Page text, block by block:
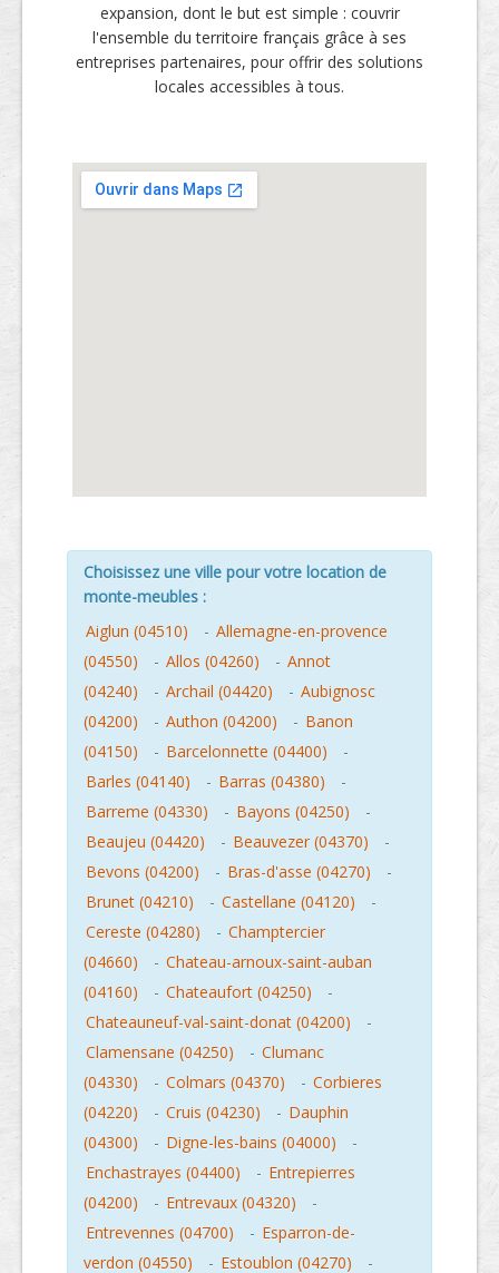
expansion, dont le but est simple : couvrir
l'ensemble du territoire français grâce à ses
entreprises partenaires, pour offrir des solutions
locales accessibles à tous.
Choisissez une ville pour votre location de
monte-meubles :
Aiglun (04510)
- Allemagne-en-provence
(04550)
- Allos (04260) - Annot
(04240)
- Archail (04420) - Aubignosc
(04200)
- Authon (04200) - Banon
(04150)
- Barcelonnette (04400)
-
Barles (04140)
- Barras (04380)
-
Barreme (04330)
- Bayons (04250)
-
Beaujeu (04420)
- Beauvezer (04370)
-
Bevons (04200)
- Bras-d'asse (04270)
-
Brunet (04210)
- Castellane (04120)
-
Cereste (04280)
- Champtercier
(04660)
- Chateau-arnoux-saint-auban
(04160)
- Chateaufort (04250)
-
Chateauneuf-val-saint-donat (04200)
-
Clamensane (04250)
- Clumanc
(04330)
- Colmars (04370) - Corbieres
(04220)
- Cruis (04230) - Dauphin
(04300)
- Digne-les-bains (04000)
-
Enchastrayes (04400)
- Entrepierres
(04200)
- Entrevaux (04320)
-
Entrevennes (04700)
- Esparron-de-
verdon (04550)
- Estoublon (04270) -